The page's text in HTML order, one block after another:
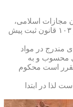
مجازات اسلامی،
مقررات خاصی نیز در مواد ۱۰۰ و۱۰۱ و۱۰۲و ۱۰۳ قانون ثبت پیش
مندرج در مواد
محسوب و به
است محکوم
لذا در ابتدا